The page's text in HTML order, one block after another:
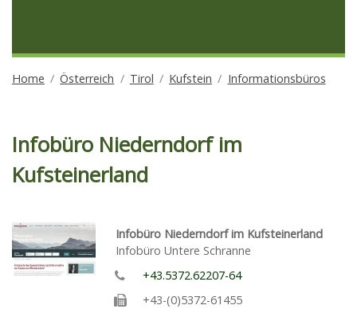
Home Österreich Tirol Kufstein Informationsbüros
Infobüro Niederndorf im
Kufsteinerland
Infobüro Niederndorf im Kufsteinerland
Infobüro Untere Schranne
+43.5372.62207-64
+43-(0)5372-61455